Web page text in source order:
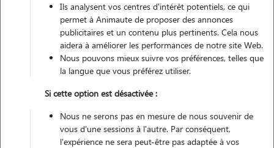
L'envoi d'une demande est sans engagement
Ils analysent vos centres d'intérêt potentiels, ce qui
permet à Animaute de proposer des annonces
publicitaires et un contenu plus pertinents. Cela nous
aidera à améliorer les performances de notre site Web.
Nous pouvons mieux suivre vos préférences, telles que
la langue que vous préférez utiliser.
Si cette option est désactivée :
Nous ne serons pas en mesure de nous souvenir de
vous d'une sessions à l'autre. Par conséquent,
l'expérience ne sera peut-être pas adaptée à vos